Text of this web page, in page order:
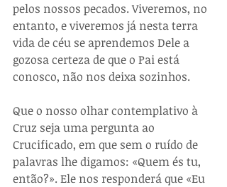
pelos nossos pecados. Viveremos, no
entanto, e viveremos já nesta terra
vida de céu se aprendemos Dele a
gozosa certeza de que o Pai está
conosco, não nos deixa sozinhos.
Que o nosso olhar contemplativo à
Cruz seja uma pergunta ao
Crucificado, em que sem o ruído de
palavras lhe digamos: «Quem és tu,
então?». Ele nos responderá que «Eu